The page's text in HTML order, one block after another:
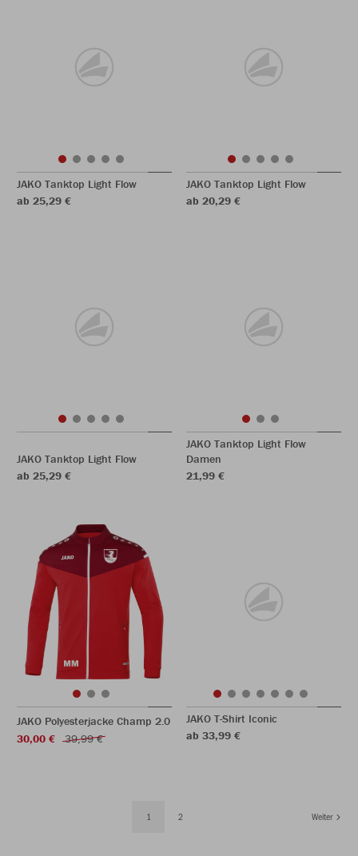
JAKO Tanktop Light Flow
ab 25,29 €
JAKO Tanktop Light Flow
ab 20,29 €
JAKO Tanktop Light Flow
ab 25,29 €
JAKO Tanktop Light Flow
Damen
21,99 €
JAKO Polyesterjacke Champ 2.0
30,00 €
39,99 €
JAKO T-Shirt Iconic
ab 33,99 €
1 2 Weiter